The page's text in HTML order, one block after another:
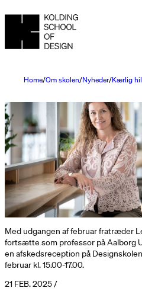
Home Om skolen Nyheder Kærlig
Med udgangen af februar fratræder
fortsætte som professor på Aalborg
en afskedsreception på
februar kl. 15.00-17.00.
21 FEB. 2025 /